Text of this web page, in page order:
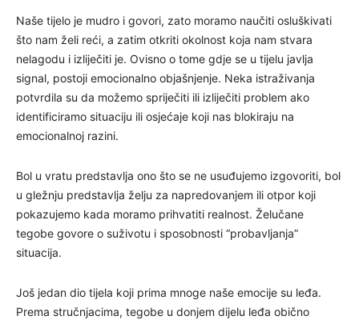
Naše tijelo je mudro i govori, zato moramo naučiti osluškivati ​​
što nam želi reći, a zatim otkriti okolnost koja nam stvara
nelagodu i izliječiti je. Ovisno o tome gdje se u tijelu javlja
signal, postoji emocionalno objašnjenje. Neka istraživanja
potvrdila su da možemo spriječiti ili izliječiti problem ako
identificiramo situaciju ili osjećaje koji nas blokiraju na
emocionalnoj razini.
Bol u vratu predstavlja ono što se ne usuđujemo izgovoriti, bol
u gležnju predstavlja želju za napredovanjem ili otpor koji
pokazujemo kada moramo prihvatiti realnost. Želučane
tegobe govore o suživotu i sposobnosti “probavljanja”
situacija.
Još jedan dio tijela koji prima mnoge naše emocije su leđa.
Prema stručnjacima, tegobe u donjem dijelu leđa obično